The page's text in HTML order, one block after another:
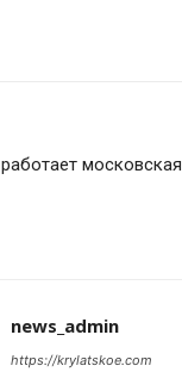
московская
news_admin
https://krylatskoe.com